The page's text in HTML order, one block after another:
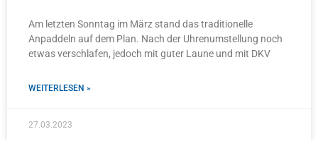
Am letzten Sonntag im März stand das traditionelle
Anpaddeln auf dem Plan. Nach der Uhrenumstellung noch
etwas verschlafen, jedoch mit guter Laune und mit DKV
WEITERLESEN »
27.03.2023